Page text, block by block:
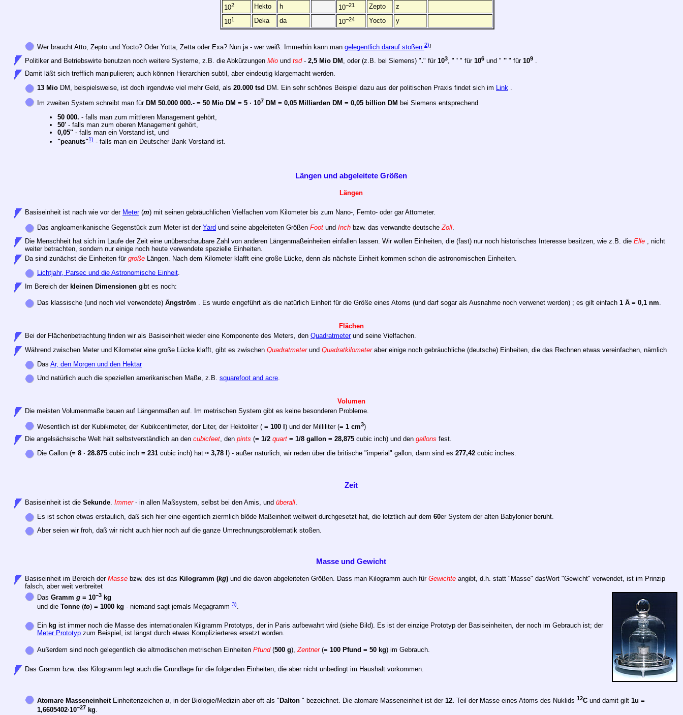
102 Hekto h 10–21 Zepto z
101 Deka da 10–24 Yocto y
Werbraucht Atto, Zepto und Yocto? Oder Yotta, Zetta oder Exa? Nun ja - wer weiß. Immerhin kann man gelegentlich darauf stoßen 2)!
Politiker and Betriebswirte benutzen noch weitere Systeme, z.B. die Abkürzungen Mio und tsd- 2,5 Mio DM , oder (z.B. bei Siemens) "." für 103, " ' " für 106 und " '' " für 109 .
Damit läßt sich trefflich manipulieren; auch können Hierarchien subtil, aber eindeutig klargemacht werden.
13 Mio DM, beispielsweise, ist doch irgendwie viel mehr Geld, als 20.000 tsd DM. Ein sehr schönes Beispiel dazu aus der politischen Praxis findet sich im Link
Im zweiten System schreibt man fürDM 50.000 000.- = 50 Mio DM = 5 · 107 DM = 0,05 Milliarden DM = 0,05 billion DM bei Siemens entsprechend
50 000. - falls man zum mittleren Management gehört,
50' - falls man zum oberen Management gehört,
0,05'' - falls man ein Vorstand ist, und
"peanuts"1) - falls man ein Deutscher Bank Vorstand ist.
Längenund abgeleitete Größen
Längen
Basiseinheit ist nach wie vor der Meter(m) mit seinen gebräuchlichen Vielfachen vom Kilometer bis zum Nano-, Femto- oder gar Attometer.
Das angloamerikanische Gegenstück zum Meter ist der Yard und seine abgeleiteten Größen Foot und Inch bzw. das verwandte deutsche Zoll
Die Menschheit hat sich im Laufe der Zeit eine unüberschaubare Zahl von anderen Längenmaßeinheiten einfallen lassen. Wir wollen Einheiten, die (fast) nur noch historisches Interesse besitzen, wie z.B. die Elle , nicht
weiter betrachten, sondern nur einige noch heute verwendete spezielle Einheiten.
Da sind zunächst die Einheiten für große Längen. Nach dem Kilometer klafft eine große Lücke, denn als nächste Einheit kommen schon die astronomischen Einheiten.
Lichtjahr, Parsec und die Astronomische Einheit
Im Bereich der kleinen Dimensionen gibt es noch:
Das klassische (und noch viel verwendete) Ångström . Es wurde eingeführt als die natürlich Einheit für die Größe eines Atoms (und darf sogar als Ausnahme noch verwenet werden) ; es gilt einfach 1 Å = 0,1 nm
Flächen
Bei der Flächenbetrachtung finden wir als Basiseinheit wieder eine Komponente des Meters, den Quadratmeterund seine Vielfachen.
Während zwischen Meter und Kilometer eine große Lücke klafft, gibt es zwischen Quadratmeterund Quadratkilometeraber einige noch gebräuchliche (deutsche) Einheiten, die das Rechnen etwas vereinfachen, nämlich
Das Ar, den Morgen und den Hektar
Und natürlich auch die speziellen amerikanischen Maße, z.B. squarefoot and acre
Volumen
Die meisten Volumenmaße bauen auf Längenmaßen auf. Im metrischen System gibt es keine besonderen Probleme.
Wesentlich ist der Kubikmeter, der Kubikcentimeter, der Liter, der Hektoliter ( = 100 l ) und der Milliliter (= 1 cm3)
Die angelsächsische Welt hält selbstverständlich an den cubicfeet , den pints (= 1/2 quart = 1/8 gallon = 28,875 cubic inch) und den gallons fest.
Die Gallon (= 8 · 28.875 cubic inch = 231 cubic inch) hat ≈ 3,78 l) - außer natürlich, wir reden über die britische "imperial" gallon, dann sind es 277,42 cubic inches.
Zeit
Basiseinheit ist die Sekunde Immer- in allen Maßsystem, selbst bei den Amis, und überall
Es ist schon etwas erstaulich, daß sich hier eine eigentlich ziermlich blöde Maßeinheit weltweit durchgesetzt hat, die letztlich auf dem 60er System der alten Babylonier beruht.
Aber seien wir froh, daß wir nicht auch hier noch auf die ganze Umrechnungsproblematik stoßen.
Masse und Gewicht
Basiseinheit im Bereich der Masse bzw. des ist das Kilogramm (kg) und die davon abgeleiteten Größen. Dass man Kilogramm auch für Gewichte angibt, d.h. statt "Masse" dasWort "Gewicht" verwendet, ist im Prinzip
falsch, aber weit verbreitet
Das Gramm g = 10–3 kg
und die Tonne (to) = 1000 kg - niemand sagt jemals Megagramm 3).
Ein kg ist immer noch die Masse des internationalen Kilgramm Prototyps, der in Paris aufbewahrt wird (siehe Bild). Es ist der einzige Prototyp der Basiseinheiten, der noch im Gebrauch ist; der
Meter Prototyp zum Beispiel, ist längst durch etwas Komplizierteres ersetzt worden.
Außerdem sind noch gelegentlich die altmodischen metrischen Einheiten Pfund(500 g), Zentner(= 100 Pfund = 50 kg) im Gebrauch.
Das Gramm bzw. das Kilogramm legt auch die Grundlage für die folgenden Einheiten, die aber nicht unbedingt im Haushalt vorkommen.
Atomare Masseneinheit Einheitenzeichen u, in der Biologie/Medizin aber oft als " Dalton " bezeichnet. Die atomare Masseneinheit ist der 12. Teil der Masse eines Atoms des Nuklids 12C und damit gilt 1u =
1,6605402·10–27 kg.